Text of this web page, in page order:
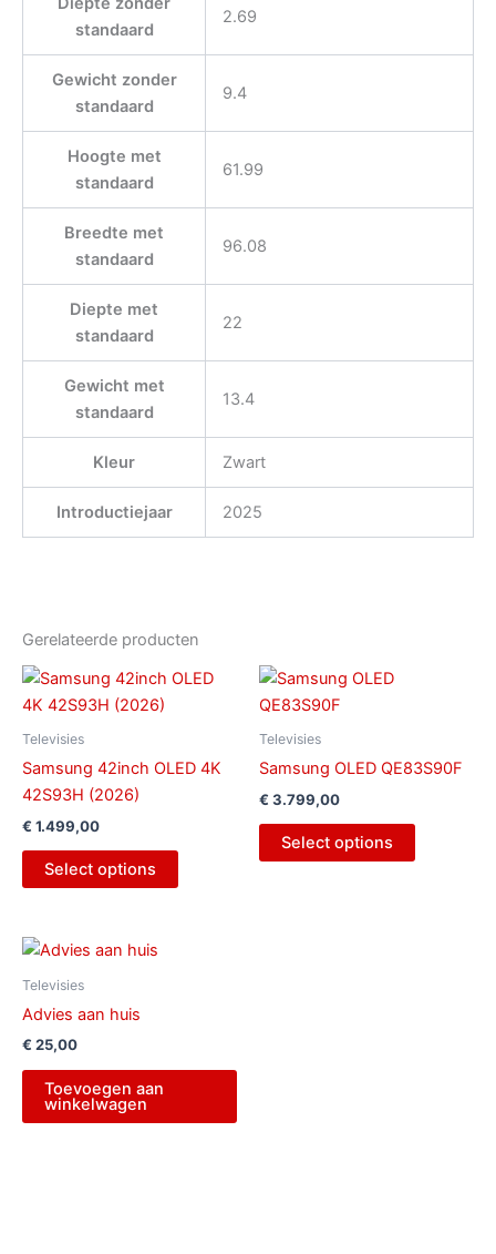
standaard
2.69
Gewicht zonder
standaard
9.4
Hoogte met
standaard
61.99
Breedte met
standaard
96.08
Diepte met
standaard
22
Gewicht met
standaard
13.4
Kleur Zwart
Introductiejaar 2025
Gerelateerde producten
Televisies
Samsung 42inch OLED 4K
42S93H (2026)
€ 1.499,00
Select options
Televisies
Samsung OLED QE83S90F
€ 3.799,00
Select options
Televisies
Advies aan huis
€ 25,00
Toevoegen aan
winkelwagen